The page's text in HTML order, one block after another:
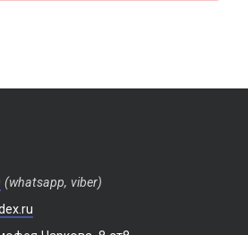
(whatsapp, viber)